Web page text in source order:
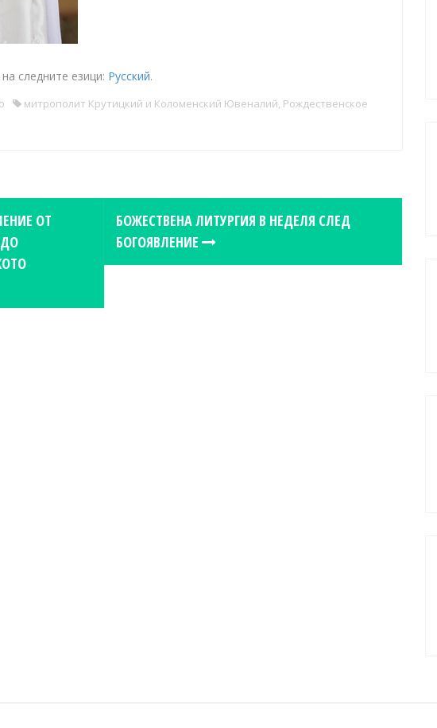
следните езици: Русский.
митрополит Крутицкий и Коломенский Ювеналий, Рождественское
ОТ
БОЖЕСТВЕНА ЛИТУРГИЯ В НЕДЕЛЯ СЛЕД
БОГОЯВЛЕНИЕ